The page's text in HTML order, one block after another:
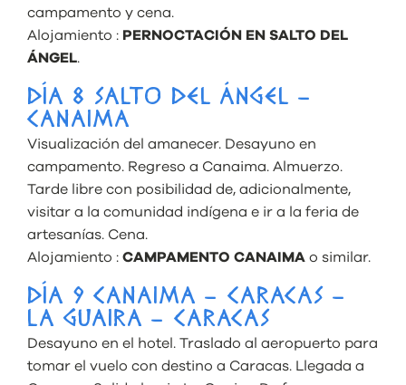
campamento y cena.
Alojamiento : PERNOCTACIÓN EN SALTO DEL
ÁNGEL.
DÍA 8 SALTO DEL ÁNGEL –
CANAIMA
Visualización del amanecer. Desayuno en
campamento. Regreso a Canaima. Almuerzo.
Tarde libre con posibilidad de, adicionalmente,
visitar a la comunidad indígena e ir a la feria de
artesanías. Cena.
Alojamiento : CAMPAMENTO CANAIMA o similar.
DÍA 9 CANAIMA – CARACAS –
LA GUAIRA – CARACAS
Desayuno en el hotel. Traslado al aeropuerto para
tomar el vuelo con destino a Caracas. Llegada a